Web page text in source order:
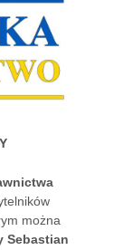
można
Sebastian